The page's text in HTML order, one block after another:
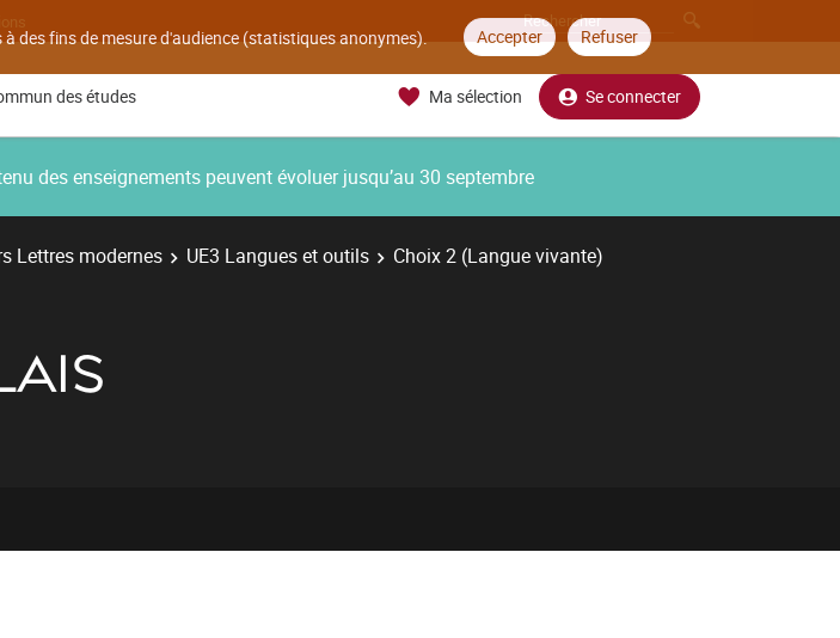
des fins de mesure d'audience (statistiques anonymes). Accepter Refuser
des études Ma sélection Se connecter
des enseignements peuvent évoluer jusqu’au 30 septembre
Lettres modernes UE3 Langues et outils
Choix 2 (Langue vivante)